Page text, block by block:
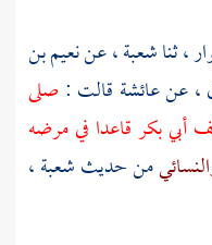
،ثناشعبة ،عننعيم بن
عنعائشة قالت : صلى
أبي بكرقاعدا في مرضه
من حديثشعبة ،